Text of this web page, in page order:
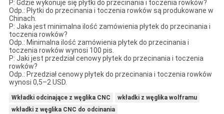
P: Gdzie wykonuje się płytki do przecinania i toczenia rowków?
Odp.: Płytki do przecinania i toczenia rowków są produkowane w
Chinach.
P: Jaka jest minimalna ilość zamówienia płytek do przecinania i
toczenia rowków?
Odp.: Minimalna ilość zamówienia płytek do przecinania i
toczenia rowków wynosi 100 pis.
P: Jaki jest przedział cenowy płytek do przecinania i toczenia
rowków?
Odp.: Przedział cenowy płytek do przecinania i toczenia rowków
wynosi 0,5–2 USD.
Wkładki odcinające z węglika CNC
wkładki z węglika wolframu
wkładki z węglika CNC do odcinania